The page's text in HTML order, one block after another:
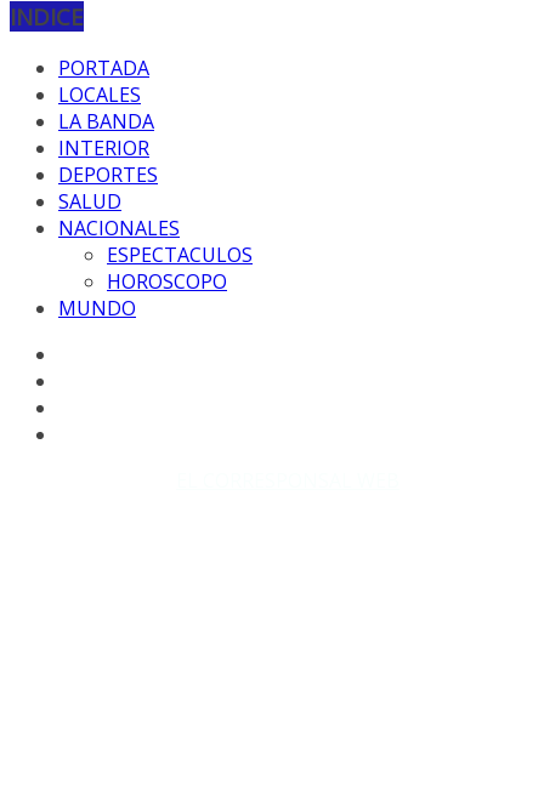
INDICE
PORTADA
LOCALES
LA BANDA
INTERIOR
DEPORTES
SALUD
NACIONALES
ESPECTACULOS
HOROSCOPO
MUNDO